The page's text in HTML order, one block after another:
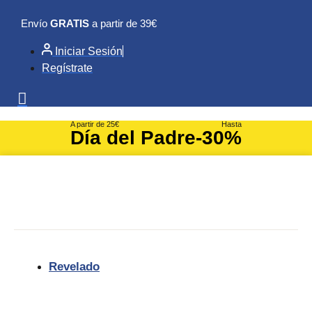
contenido
Envío GRATIS a partir de 39€
Iniciar Sesión
Regístrate
A partir de 25€
Día del Padre
Hasta
-30%
Revelado